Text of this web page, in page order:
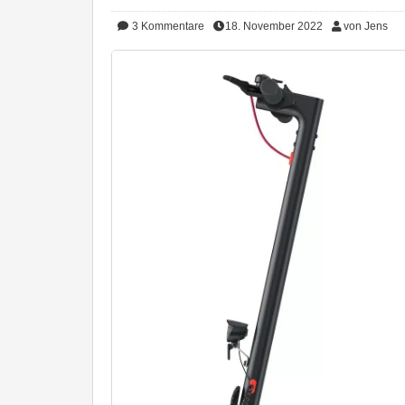
3 Kommentare 18. November 2022 von Jens